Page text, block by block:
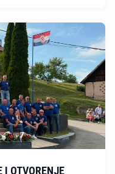
I OTVORENJE